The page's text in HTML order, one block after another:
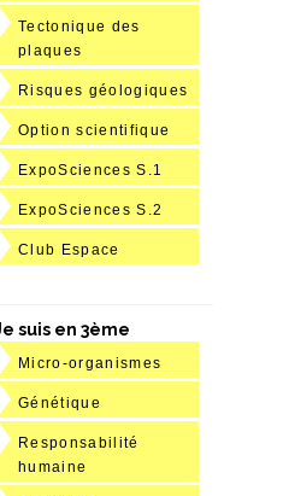
Tectonique des
plaques
Risques géologiques
Option scientifique
ExpoSciences S.1
ExpoSciences S.2
Club Espace
suis en 3ème
Micro-organismes
Génétique
Responsabilité
humaine